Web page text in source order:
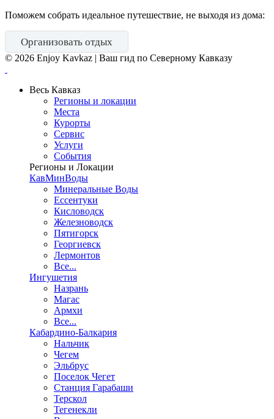
Поможем собрать идеальное путешествие, не выходя из дома:
Организовать отдых
© 2026 Enjoy Kavkaz | Ваш гид по Северному Кавказу
Весь Кавказ
Регионы и локации
Места
Курорты
Сервис
Услуги
События
Регионы и Локации
КавМинВоды
Минеральные Воды
Ессентуки
Кисловодск
Железноводск
Пятигорск
Георгиевск
Лермонтов
Все...
Ингушетия
Назрань
Магас
Армхи
Все...
Кабардино-Балкария
Нальчик
Чегем
Эльбрус
Поселок Чегет
Станция Гарабаши
Терскол
Тегенекли